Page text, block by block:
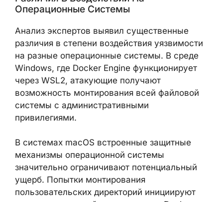
Операционные Системы
Анализ экспертов выявил существенные
различия в степени воздействия уязвимости
на разные операционные системы. В среде
Windows, где Docker Engine функционирует
через WSL2, атакующие получают
возможность монтирования всей файловой
системы с административными
привилегиями.
В системах macOS встроенные защитные
механизмы операционной системы
значительно ограничивают потенциальный
ущерб. Попытки монтирования
пользовательских директорий инициируют